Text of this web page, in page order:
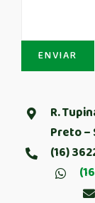
R.
Preto –
(16)